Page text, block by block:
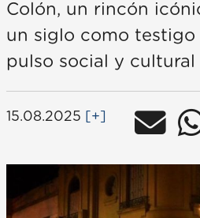
Colón, un rincón
un siglo como testigo
pulso social y
15.08.2025 [+]